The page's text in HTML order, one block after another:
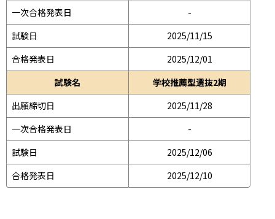
一次合格発表日
-
試験日
2025/11/15
合格発表日
2025/12/01
試験名
学校推薦型選抜2期
出願締切日
2025/11/28
一次合格発表日
-
試験日
2025/12/06
合格発表日
2025/12/10